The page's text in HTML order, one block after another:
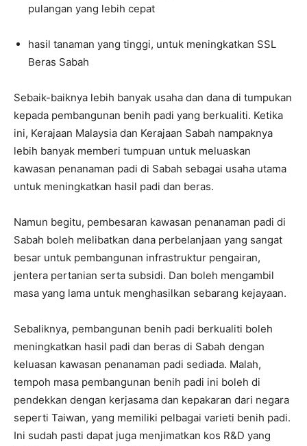
pulangan yang lebih cepat
hasil tanaman yang tinggi, untuk meningkatkan SSL
Beras Sabah
Sebaik-baiknya lebih banyak usaha dan dana di tumpukan
kepada pembangunan benih padi yang berkualiti. Ketika
ini, Kerajaan Malaysia dan Kerajaan Sabah nampaknya
lebih banyak memberi tumpuan untuk meluaskan
kawasan penanaman padi di Sabah sebagai usaha utama
untuk meningkatkan hasil padi dan beras.
Namun begitu, pembesaran kawasan penanaman padi di
Sabah boleh melibatkan dana perbelanjaan yang sangat
besar untuk pembangunan infrastruktur pengairan,
jentera pertanian serta subsidi. Dan boleh mengambil
masa yang lama untuk menghasilkan sebarang kejayaan.
Sebaliknya, pembangunan benih padi berkualiti boleh
meningkatkan hasil padi dan beras di Sabah dengan
keluasan kawasan penanaman padi sediada. Malah,
tempoh masa pembangunan benih padi ini boleh di
pendekkan dengan kerjasama dan kepakaran dari negara
seperti Taiwan, yang memiliki pelbagai varieti benih padi.
Ini sudah pasti dapat juga menjimatkan kos R&D yang